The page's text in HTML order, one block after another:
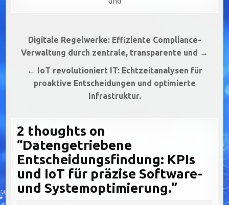
Beitragsnavigation
Digitale Regelwerke: Effiziente Compliance-
Verwaltung durch zentrale, transparente und →
← IoT revolutioniert IT: Echtzeitanalysen für
proaktive Entscheidungen und optimierte
Infrastruktur.
2 thoughts on
“Datengetriebene
Entscheidungsfindung: KPIs
und IoT für präzise Software-
und Systemoptimierung.”